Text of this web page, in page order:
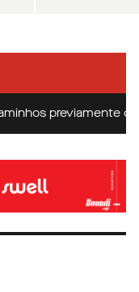
previamente